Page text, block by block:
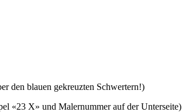
den blauen gekreuzten Schwertern!)
«23 X» und Malernummer auf der Unterseite)